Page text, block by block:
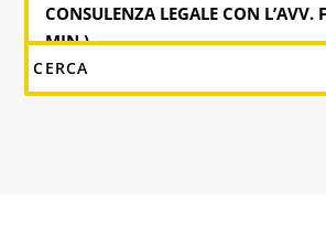
CONSULENZA LEGALE CON L’AVV.
MIN.)